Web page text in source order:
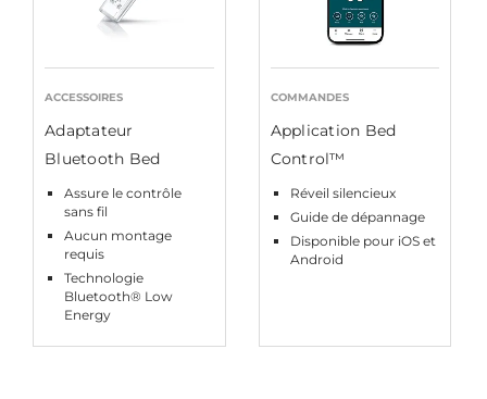
ACCESSOIRES
Adaptateur
Bluetooth Bed
Assure le contrôle
sans fil
Aucun montage
requis
Technologie
Bluetooth® Low
Energy
COMMANDES
Application Bed
Control™
Réveil silencieux
Guide de dépannage
Disponible pour iOS et
Android